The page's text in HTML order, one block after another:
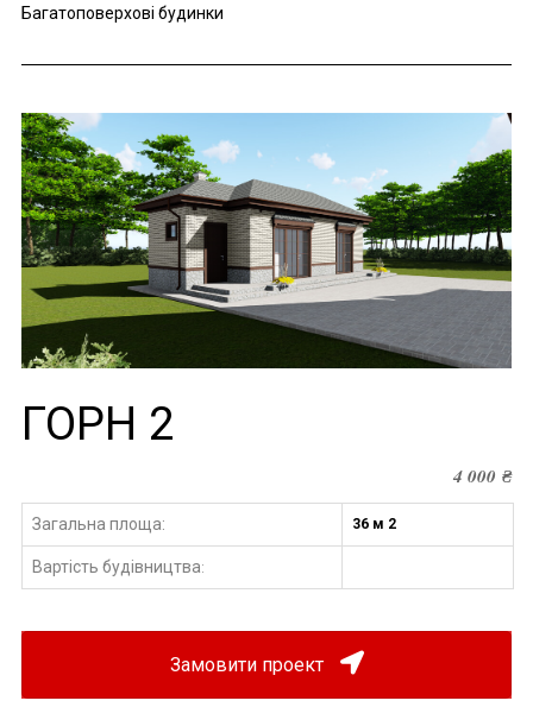
Багатоповерхові будинки
ГОРН 2
4 000₴
Загальна площа: 36 м 2
Вартість будівництва:
Замовити проект